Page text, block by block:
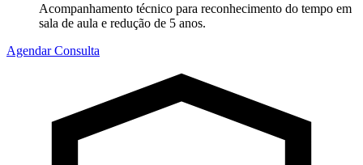
Acompanhamento técnico para reconhecimento do tempo em
sala de aula e redução de 5 anos.
Agendar Consulta